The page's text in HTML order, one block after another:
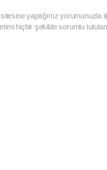
yaptığınız yorumunuzla
hiçbir şekilde sorumlu